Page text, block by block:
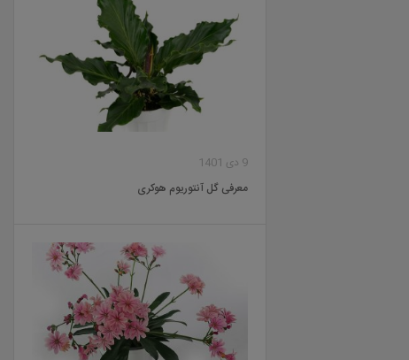
9 دی 1401
معرفی گل آنتوریوم هوکری